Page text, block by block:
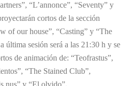
“L’annonce”, “Seventy” y
cortos de la sección
of our house”, “Casting” y “The
última sesión será a las 21:30 h y se
de animación de: “Teofrastus”,
“The Stained Club”,